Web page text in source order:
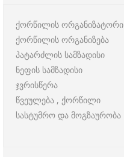
ქორწილის ორგანიზატორი
ქორწილის ორგანიზება
პატარძლის სამზადისი
ნეფის სამზადისი
ჯვრისწერა
წვეულება , ქორწილი
სასტუმრო და მოგზაურობა